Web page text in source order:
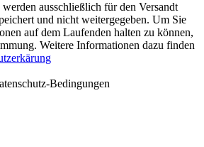
ausschließlich für den Versandt
und nicht weitergegeben. Um Sie
auf dem Laufenden halten zu können,
Weitere Informationen dazu finden
Bedingungen